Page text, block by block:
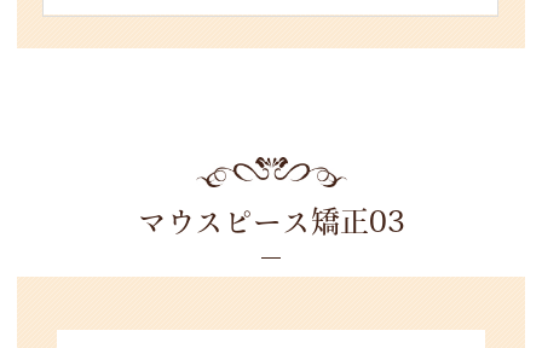
マウスピース矯正03